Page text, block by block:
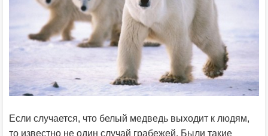
Если случается, что белый медведь выходит к людям,
то известно не один случай грабежей. Были такие